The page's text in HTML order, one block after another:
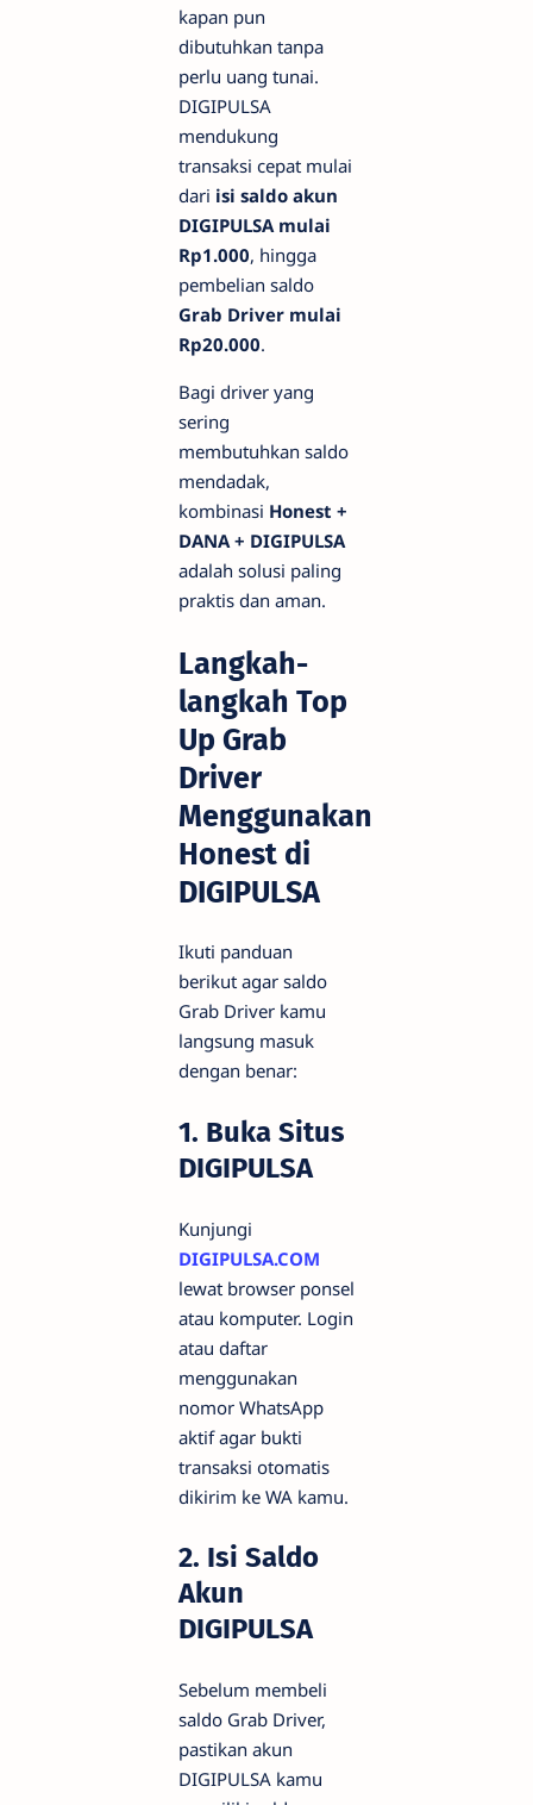
kapan pun
dibutuhkan tanpa
perlu uang tunai.
DIGIPULSA
mendukung
transaksi cepat mulai
dari isi saldo akun
DIGIPULSA mulai
Rp1.000, hingga
pembelian saldo
Grab Driver mulai
Rp20.000.
Bagi driver yang
sering
membutuhkan saldo
mendadak,
kombinasi Honest +
DANA + DIGIPULSA
adalah solusi paling
praktis dan aman.
Langkah-
langkah Top
Up Grab
Driver
Menggunakan
Honest di
DIGIPULSA
Ikuti panduan
berikut agar saldo
Grab Driver kamu
langsung masuk
dengan benar:
1. Buka Situs
DIGIPULSA
Kunjungi
DIGIPULSA.COM
lewat browser ponsel
atau komputer. Login
atau daftar
menggunakan
nomor WhatsApp
aktif agar bukti
transaksi otomatis
dikirim ke WA kamu.
2. Isi Saldo
Akun
DIGIPULSA
Sebelum membeli
saldo Grab Driver,
pastikan akun
DIGIPULSA kamu